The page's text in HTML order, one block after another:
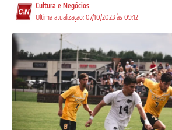
Ultima atualização: 07/10/2023 às 09:12
Cultura e Negócios